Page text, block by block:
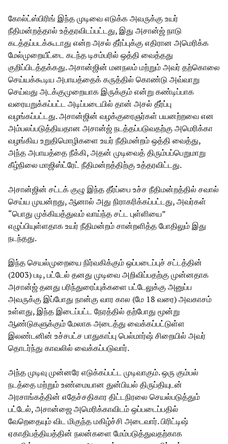
கோல்ட்ஸ்பிரிங் இந்த முடிவை எடுக்க அவருக்கு உயர்
நீதிமன்றத்தால் உத்தரவிடப்பட்டது, இது அசான்ஜ் நாடு
கடத்தப்படக்கூடாது என்ற அசல் தீர்ப்புக்கு எதிரான அமெரிக்க
மேல்முறையீட்டை கடந்த டிசம்பரில் ஒத்தி வைத்தது
குறிப்பிடத்தக்கது. அசான்ஜின் மனநலம் மற்றும் அவர் தற்கொலை
செய்யக்கூடிய அபாயத்தைக் கருத்தில் கொண்டு அவ்வாறு
செய்வது அடக்குமுறையாக இருக்கும் என்று கண்டிப்பாக
வரையறுக்கப்பட்ட அடிப்படையில் தான் அசல் தீர்ப்பு
வழங்கப்பட்டது. அசான்ஜின் வழக்குரைஞர்கள் பயனற்றவை என
அம்பலப்படுத்தியதான அசான்ஜ் நடத்தப்படுவதற்கு அமெரிக்கா
வழங்கிய உறுதிமொழிகளை உயர் நீதிமன்றம் ஒத்தி வைத்து,
அந்த அபாயத்தை நீக்கி, அதன் முடிவைத் திரும்பப்பெறுமாறு
கீழ்நிலை மாஜிஸ்ட்ரேட் நீதிமன்றத்திற்கு உத்தரவிட்டது.
அசான்ஜின் சட்டக் குழு இந்த தீர்ப்பை உச்ச நீதிமன்றத்தில் சவால்
செய்ய முயன்றது, ஆனால் அது நிராகரிக்கப்பட்டது, அவர்கள்
“பொது முக்கியத்துவம் வாய்ந்த சட்ட புள்ளியை”
எழுப்பியுள்ளதாக உயர் நீதிமன்றம் சான்றளித்த போதிலும் இது
நடந்தது.
இந்த செயல்முறையை நிர்வகிக்கும் ஒப்படைப்புச் சட்டத்தின்
(2003) படி, பட்டேல் தனது முடிவை அறிவிப்பதற்கு முன்னதாக
அசான்ஜ் தனது பரிந்துரைப்புக்களை பட்டேலுக்கு அனுப்ப
அவருக்கு இப்போது நான்கு வார கால (மே 18 வரை) அவகாசம்
உள்ளது, இந்த இடைப்பட்ட நேரத்தில் தற்போது மூன்று
ஆண்டுகளுக்கும் மேலாக அடைத்து வைக்கப்பட்டுள்ள
இலண்டனின் உச்சபட்ச பாதுகாப்பு பெல்மார்ஷ் சிறையில் அவர்
தொடர்ந்து காவலில் வைக்கப்படுவார்.
அந்த முடிவு முன்னரே எடுக்கப்பட்ட முடிவாகும். ஒரு கும்பல்
நடத்தை மற்றும் உண்மையான துன்பியல் திருப்தியுடன்
அரசாங்கத்தின் எதேச்சதிகார திட்டநிரலை செயல்படுத்தும்
பட்டேல், அசான்ஜை அமெரிக்காவிடம் ஒப்படைப்பதில்
வேறெதையும் விட மிகுந்த மகிழ்ச்சி அடைவார். பிரிட்டிஷ்
ஏகாதிபத்தியத்தின் நலன்களை மேம்படுத்துவதற்காக